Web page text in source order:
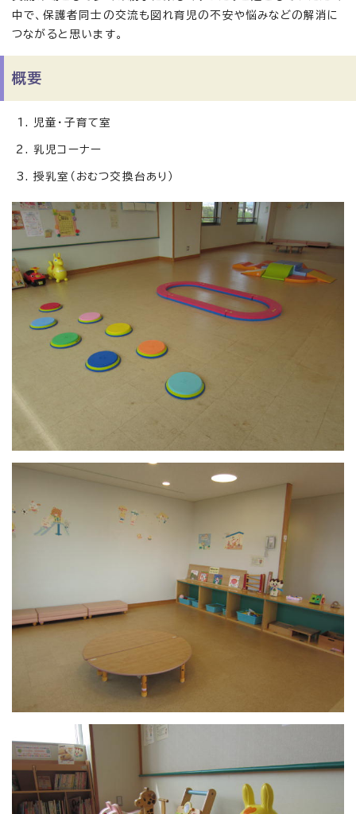
中で、保護者同士の交流も図れ育児の不安や悩みなどの解消に
つながると思います。
概要
児童・子育て室
乳児コーナー
授乳室（おむつ交換台あり）